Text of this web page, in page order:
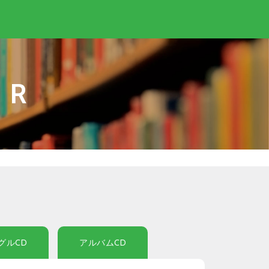
ルCD アルバムCD